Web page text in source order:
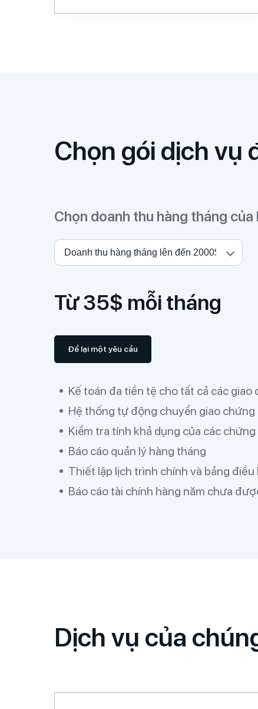
Chọn gói dịch vụ
Chọn doanh thu hàng tháng của
Từ 35$ mỗi tháng
Để lại một yêu cầu
Kế toán đa tiền tệ cho tất cả các
Hệ thống tự động chuyển giao
Kiểm tra tính khả dụng của các
Báo cáo quản lý hàng tháng
Thiết lập lịch trình chính và bảng điều
Báo cáo tài chính hàng năm chưa
Dịch vụ của